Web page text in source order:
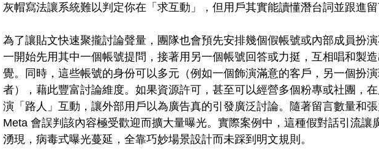
灰帽寫法讓系統難以判定你在「求互動」，但用戶其實能讀懂潛台詞並跟進留
為了讓貼文快速聚攏討論聲量，團隊也會預先安排幾個假帳號或內部成員扮演
一開始先用其中一個帳號提問，接著用另一個帳號回答或力挺，互相唱和製
覺。同時，這些帳號的身份可以多元（例如一個飾演滿意的客戶，另一個扮
者），藉此豐富討論維度。如果資源許可，甚至可以經營多個粉專或社團，
演「路人」互動，讓外部用戶以為廣告真的引發廣泛討論。隨著留言數量和張
Meta 會誤判該內容極受歡迎而擴大量曝光。實際案例中，這種假對話引流讓
湧現，病毒式曝光蔓延，全靠巧妙場景設計而未踩到明文規則。